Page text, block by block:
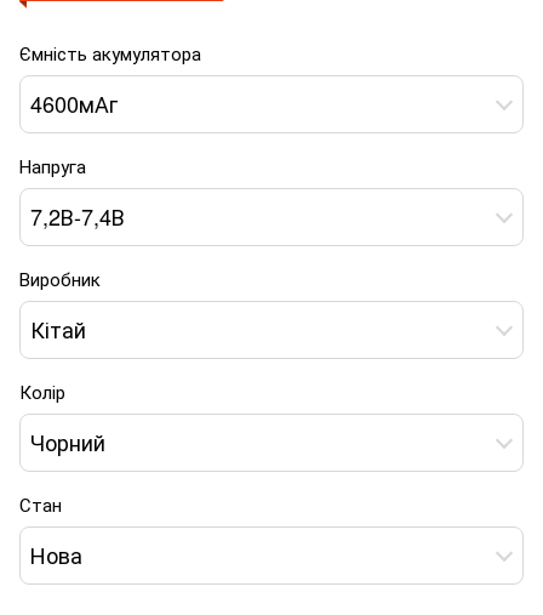
Ємність акумулятора
4600мАг
Напруга
7,2В-7,4В
Виробник
Кітай
Колір
Чорний
Стан
Нова